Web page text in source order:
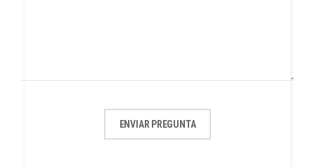
ENVIAR PREGUNTA